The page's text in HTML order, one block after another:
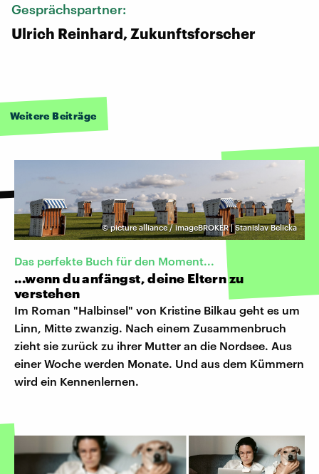
Gesprächspartner:
Ulrich Reinhard, Zukunftsforscher
Weitere Beiträge
©picture alliance / imageBROKER | Stanislav Belicka
Das perfekte Buch für den Moment...
...wenn du anfängst, deine Eltern zu
verstehen
Im Roman "Halbinsel" von Kristine Bilkau geht es um
Linn, Mitte zwanzig. Nach einem Zusammenbruch
zieht sie zurück zu ihrer Mutter an die Nordsee. Aus
einer Woche werden Monate. Und aus dem Kümmern
wird ein Kennenlernen.